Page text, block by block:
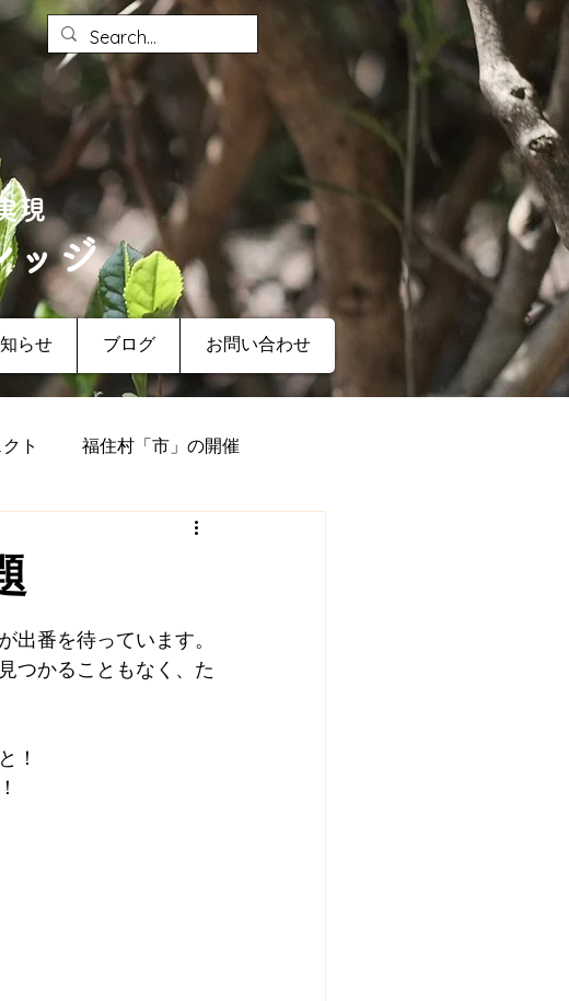
現
ッジ
らせ ブログ お問い合わせ
ト 福住村「市」の開催
福住村塾
番を待っています。
つかることもなく、た
！